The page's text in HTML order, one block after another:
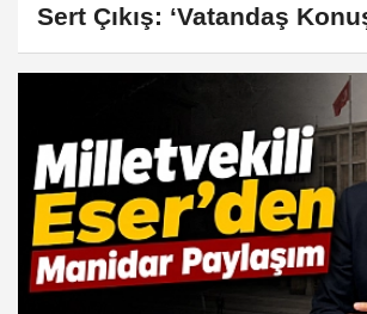
Sert Çıkış: ‘Vatandaş
Bakmayın’